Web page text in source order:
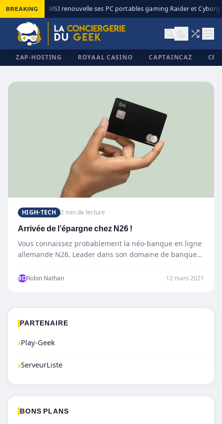
BREAKING MSI renouvelle ses PC portables gaming Raider et Cyborg
ZAP-HOSTING ROYAAL CASINO CAPTAINCAZ
HIGH-TECH 2 min de lecture
Arrivée de l’épargne chez N26 !
Vous connaissez probablement la néo-banque en ligne
allemande N26. Leader dans son domaine de banque
RORobin Nathan 12 mars 2021
PARTENAIRE
›Play-Geek
›ServeurListe
BONS PLANS